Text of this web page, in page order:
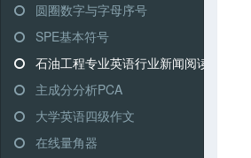
圆圈数字与字母序号
SPE基本符号
石油工程专业英语行业新闻阅读
主成分分析PCA
大学英语四级作文
在线量角器